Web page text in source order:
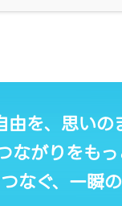
由を、思いの
ながりをも
なぐ、一瞬